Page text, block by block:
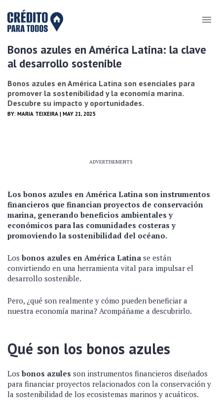
Bonos azules en América Latina: la clave
al desarrollo sostenible
Bonos azules en América Latina son esenciales para
promover la sostenibilidad y la economía marina.
Descubre su impacto y oportunidades.
BY: MARIA TEIXEIRA | MAY 21, 2025
ADVERTISEMENTS
Los bonos azules en América Latina son instrumentos
financieros que financian proyectos de conservación
marina, generando beneficios ambientales y
económicos para las comunidades costeras y
promoviendo la sostenibilidad del océano.
Los bonos azules en América Latina se están
convirtiendo en una herramienta vital para impulsar el
desarrollo sostenible.
Pero, ¿qué son realmente y cómo pueden beneficiar a
nuestra economía marina? Acompáñame a descubrirlo.
Qué son los bonos azules
Los bonos azules son instrumentos financieros diseñados
para financiar proyectos relacionados con la conservación y
la sostenibilidad de los ecosistemas marinos y acuáticos.